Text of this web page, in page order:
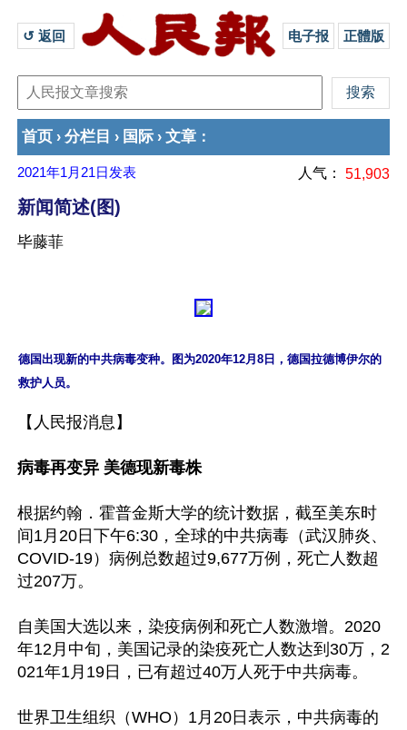
↺ 返回 电子报 正體版
首页 › 分栏目 › 国际 › 文章 ：
2021年1月21日 发表 人气： 51,903
新闻简述(图)
毕藤菲
德国出现新的中共病毒变种。图为2020年12月8日，德国拉德博伊尔的
【人民报消息】
病毒再变异 美德现新毒株
根据约翰．霍普金斯大学的统计数据，截至美东时
间1月20日下午6:30，全球的中共病毒（武汉肺炎、
COVID-19）病例总数超过9,677万例，死亡人数超
过207万。
自美国大选以来，染疫病例和死亡人数激增。2020
年12月中旬，美国记录的染疫死亡人数达到30万，2
021年1月19日，已有超过40万人死于中共病毒。
世界卫生组织（WHO）1月20日表示，中共病毒的